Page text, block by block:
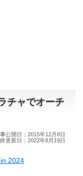
チャでオーチ
公開日：2015年12月8日
更新日：2022年8月19日
2024